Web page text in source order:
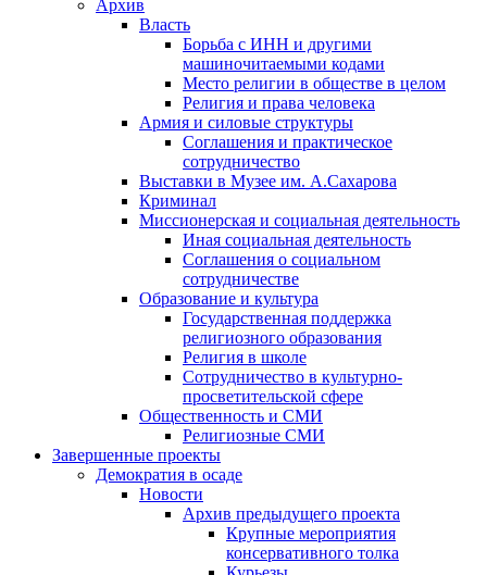
Архив
Власть
Борьба с ИНН и другими
машиночитаемыми кодами
Место религии в обществе в целом
Религия и права человека
Армия и силовые структуры
Соглашения и практическое
сотрудничество
Выставки в Музее им. А.Сахарова
Криминал
Миссионерская и социальная деятельность
Иная социальная деятельность
Соглашения о социальном
сотрудничестве
Образование и культура
Государственная поддержка
религиозного образования
Религия в школе
Сотрудничество в культурно-
просветительской сфере
Общественность и СМИ
Религиозные СМИ
Завершенные проекты
Демократия в осаде
Новости
Архив предыдущего проекта
Крупные мероприятия
консервативного толка